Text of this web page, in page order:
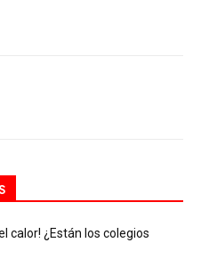
calor! ¿Están los colegios